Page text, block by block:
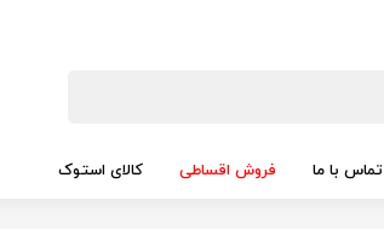
تماس با ما فروش اقساطی کالای استوک